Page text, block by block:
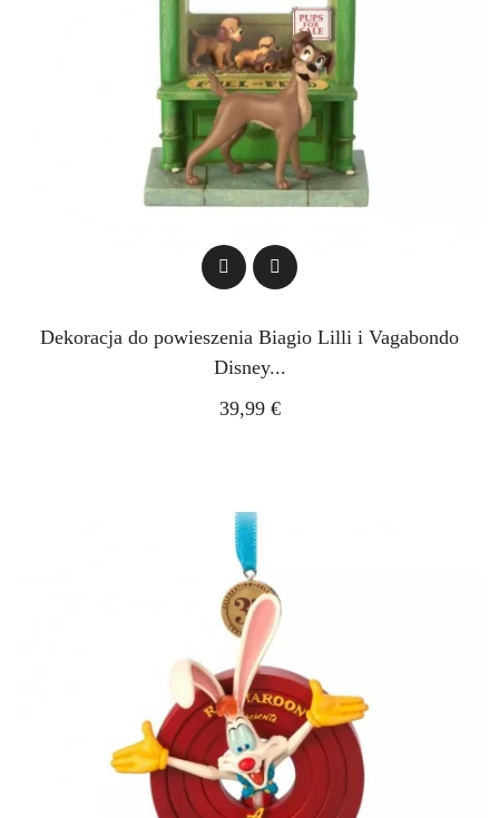
Dekoracja do powieszenia Biagio Lilli i Vagabondo
Disney...
39,99 €